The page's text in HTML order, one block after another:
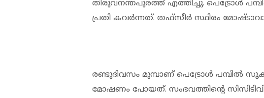
തിരുവനന്തപുരത്ത് എത്തിച്ചു. പെട്രോള്‍
പ്രതി കവര്‍ന്നത്. തഫ്‌സീര്‍ സ്ഥിരം
രണ്ടുദിവസം മുമ്പാണ് പെട്രോള്‍ പമ്പില്‍
മോഷണം പോയത്. സംഭവത്തിന്റെ